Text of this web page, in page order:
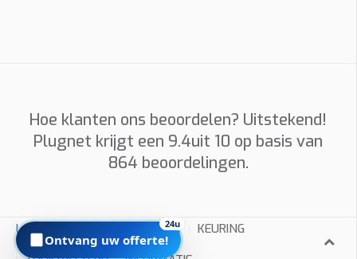
Ontvang uw offerte!
24u
Ik ga akkoord dat Plugnet mij mag contacteren i.v.m. mijn
aanvraag.
Prijzen zijn indicatief en afhankelijk van plaatsbezoek/technische
situatie. Offerte = vrijblijvend.
Hoe klanten ons beoordelen? Uitstekend!
Plugnet krijgt een 9.4uit 10 op basis van
864 beoordelingen.
LAADPALEN INSTALLATEUR
KEURING